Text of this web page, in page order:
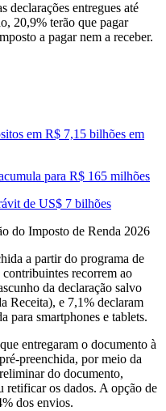
declarações entregues até
20,9% terão que pagar
a pagar nem a receber.
em R$ 7,15 bilhões em
para R$ 165 milhões
de US$ 7 bilhões
do Imposto de Renda 2026
a partir do programa de
recorrem ao
da declaração salvo
Receita), e 7,1% declaram
para smartphones e tablets.
entregaram o documento à
preenchida, por meio da
do documento,
retificar os dados. A opção de
dos envios.